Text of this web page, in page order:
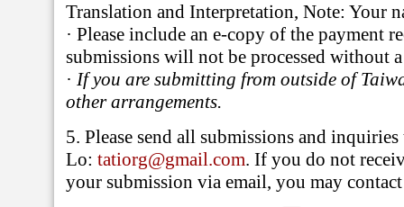
Translation and Interpretation, Note: Your
· Please include an e-copy of the payment
submissions will not be processed without
· If you are submitting from outside of
other arrangements.
5. Please send all submissions and
Lo: tatiorg@gmail.com. If you do not
your submission via email, you may